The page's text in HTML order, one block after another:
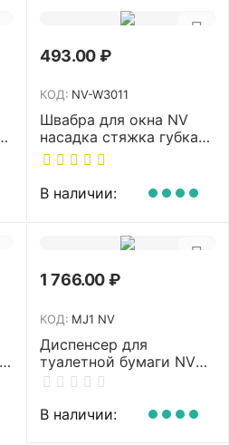
493.00₽
КОД: NV-W3011
Швабра для окна NV
насадка стяжка губка
30 см телескопическая
рукоятка 70-110 см NV-
W3011
В наличии:
1 766.00₽
КОД: MJ1 NV
Диспенсер для
туалетной бумаги NV
белый MJ1 NV
В наличии: